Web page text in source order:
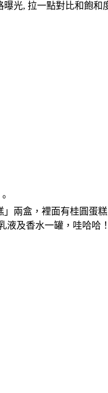
光, 拉一點對比和飽和
兩盒，裡面有桂圓蛋糕
及香水一罐，哇哈